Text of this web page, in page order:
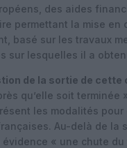
des aides
permettant la mise en
basé sur les travaux
sur lesquelles il a
de la sortie de cette
qu’elle soit terminée
les modalités
Au-delà de la
« une chute